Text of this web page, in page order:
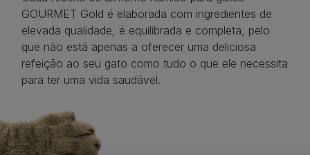
GOURMET Gold é elaborada com ingredientes de
elevada qualidade, é equilibrada e completa, pelo
que não está apenas a oferecer uma deliciosa
refeição ao seu gato como tudo o que ele necessita
para ter uma vida saudável.